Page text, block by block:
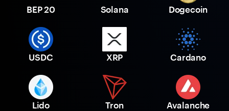
BEP 20 Solana Dogecoin
USDC XRP Cardano
Lido Tron Avalanche